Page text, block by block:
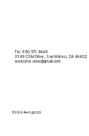
Tel. 650.571.9445
3399 CSM Drive, San Mateo, CA 94402
welcome.ncmc@gmail.com
© 2026 새누리 선교 교회